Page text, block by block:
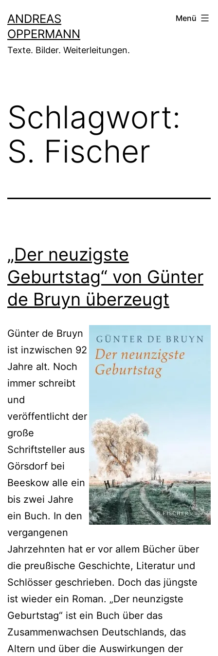
Inhalt
springen
ANDREAS
OPPERMANN
Texte. Bilder. Weiterleitungen.
Menü
Schlagwort:
S. Fischer
„Der neuzigste
Geburtstag“ von Günter
de Bruyn überzeugt
Günter de Bruyn
ist inzwischen 92
Jahre alt. Noch
immer schreibt
und
veröffentlicht der
große
Schriftsteller aus
Görsdorf bei
Beeskow alle ein
bis zwei Jahre
ein Buch. In den
vergangenen
Jahrzehnten hat er vor allem Bücher über
die preußische Geschichte, Literatur und
Schlösser geschrieben. Doch das jüngste
ist wieder ein Roman. „Der neunzigste
Geburtstag“ ist ein Buch über das
Zusammenwachsen Deutschlands, das
Altern und über die Auswirkungen der